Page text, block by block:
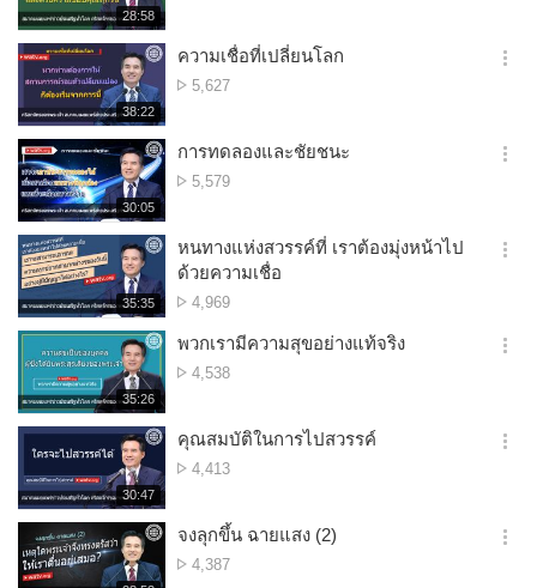
재
생
시
간
28:58
기
재
생
시
간
38:22
ความเชื่อที่เปลี่ยนโลก
จำนวน
5,627
옵
기
재
생
시
간
30:05
การทดลองและชัยชนะ
จำนวน
5,579
옵
기
재
생
시
간
35:35
หนทางแห่งสวรรค์ที่ เราต้องมุ่งหน้าไป
ด้วยความเชื่อ
จำนวน
ดู
4,969
옵
기
재
생
시
간
35:26
พวกเรามีความสุขอย่างแท้จริง
จำนวน
4,538
옵
기
재
생
시
간
30:47
คุณสมบัติในการไปสวรรค์
จำนวน
4,413
옵
기
จงลุกขึ้น ฉายแสง (2)
จำนวน
4,387
옵